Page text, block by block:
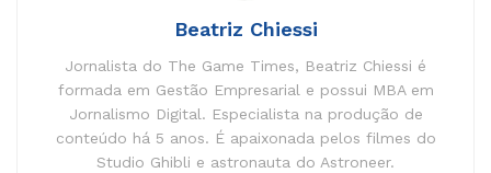
Beatriz Chiessi
Jornalista do The Game Times, Beatriz Chiessi é
formada em Gestão Empresarial e possui MBA em
Jornalismo Digital. Especialista na produção de
conteúdo há 5 anos. É apaixonada pelos filmes do
Studio Ghibli e astronauta do Astroneer.